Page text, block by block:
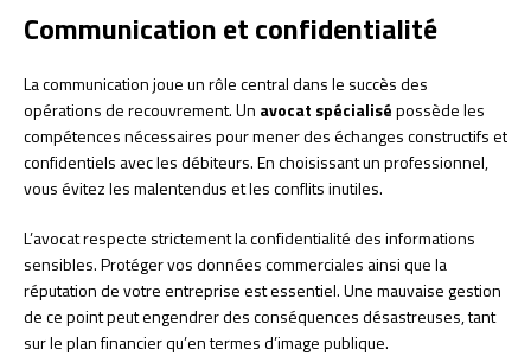
Communication et confidentialité
La communication joue un rôle central dans le succès des
opérations de recouvrement. Un avocat spécialisépossède les
compétences nécessaires pour mener des échanges constructifs et
confidentiels avec les débiteurs. En choisissant un professionnel,
vous évitez les malentendus et les conflits inutiles.
L’avocat respecte strictement la confidentialité des informations
sensibles. Protéger vos données commerciales ainsi que la
réputation de votre entreprise est essentiel. Une mauvaise gestion
de ce point peut engendrer des conséquences désastreuses, tant
sur le plan financier qu’en termes d’image publique.